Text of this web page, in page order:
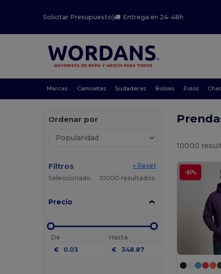
Solicitar Presupuesto | Entrega en 24-48h
Marcas Camisetas Sudaderas Bolsas Polos
Ordenar por
Filtros
« Reset
Seleccionado
10000 resultados.
Precio
De
€
Hasta
€
10000
-61%